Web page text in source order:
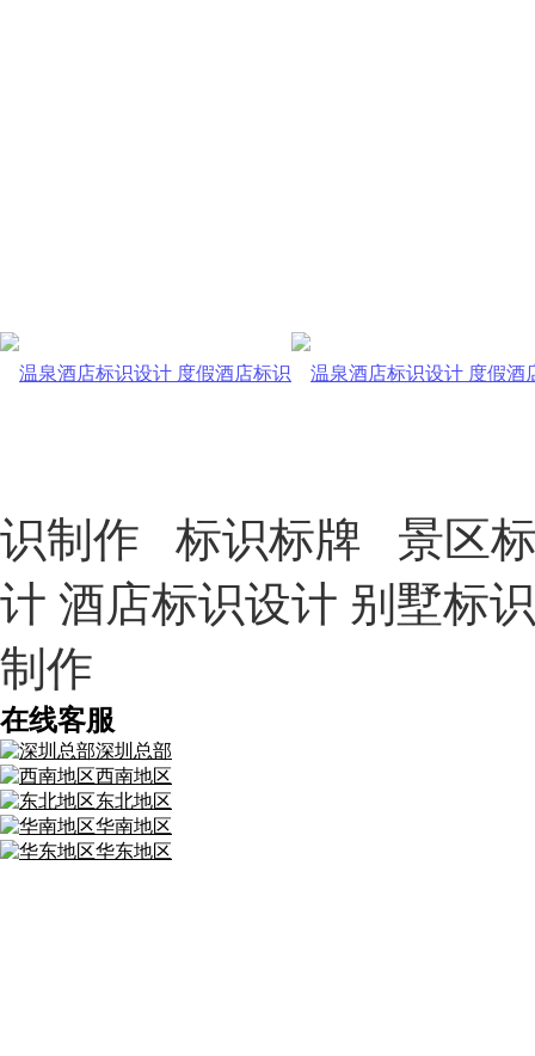
识制作 标识标牌 景区
计 酒店标识设计 别墅标
制作
在线客服
深圳总部
西南地区
东北地区
华南地区
华东地区